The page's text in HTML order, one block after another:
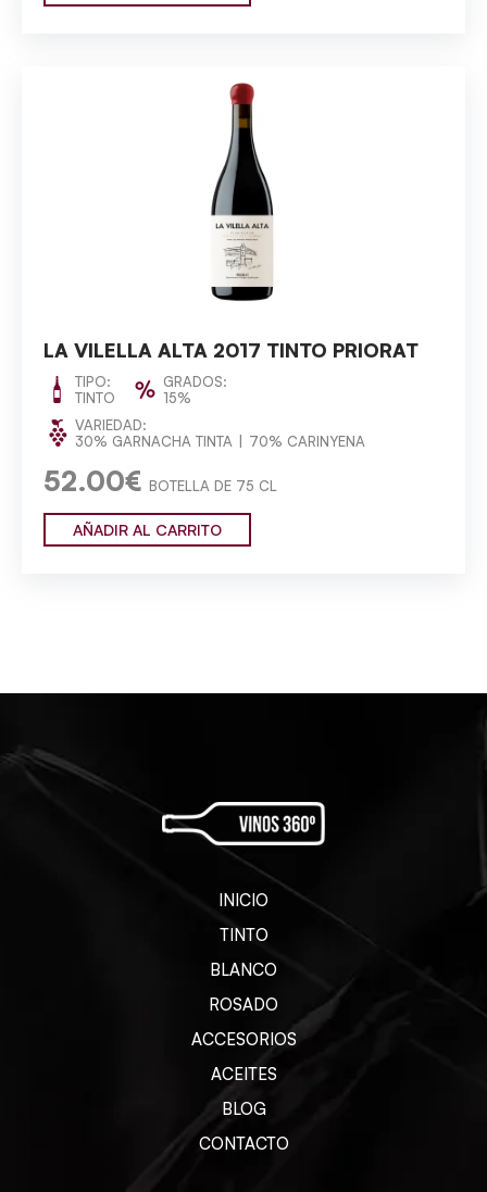
LA VILELLA ALTA 2017 TINTO PRIORAT
TIPO:
TINTO
GRADOS:
15%
VARIEDAD:
30% GARNACHA TINTA
70% CARINYENA
52.00€ BOTELLA DE 75 CL
AÑADIR AL CARRITO
INICIO
TINTO
BLANCO
ROSADO
ACCESORIOS
ACEITES
BLOG
CONTACTO